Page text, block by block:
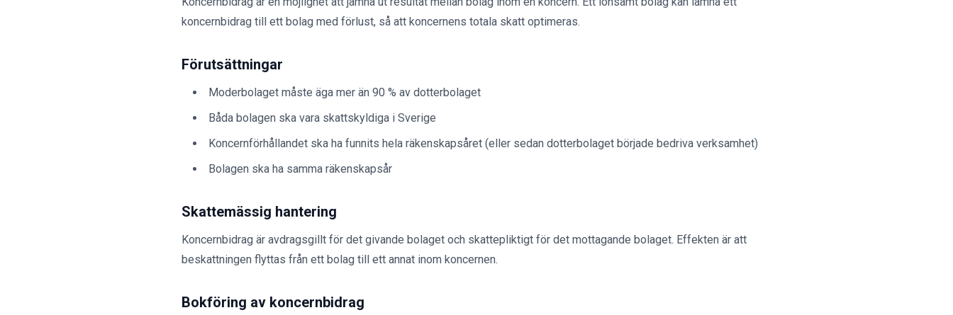
koncernbidrag till ett bolag med förlust, så att koncernens totala skatt optimeras.
Förutsättningar
Moderbolaget måste äga mer än 90 % av dotterbolaget
Båda bolagen ska vara skattskyldiga i Sverige
Koncernförhållandet ska ha funnits hela räkenskapsåret (eller sedan dotterbolaget började bedriva verksamhet)
Bolagen ska ha samma räkenskapsår
Skattemässig hantering
Koncernbidrag är avdragsgillt för det givande bolaget och skattepliktigt för det mottagande bolaget. Effekten är att
beskattningen flyttas från ett bolag till ett annat inom koncernen.
Bokföring av koncernbidrag